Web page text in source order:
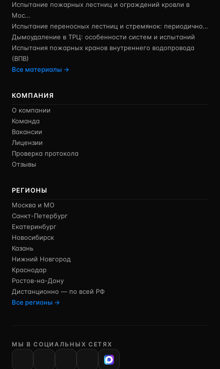
Испытание пожарных лестниц и ограждений кровли в
Мос…
Испытание переносных лестниц и стремянок: периодично…
Дымоудаление в ТРЦ: особенности систем и испытаний
Испытания пожарных кранов внутреннего водопровода
(ВПВ)
Все материалы →
КОМПАНИЯ
О компании
Команда
Вакансии
Лицензии
Проверка протокола
Отзывы
РЕГИОНЫ
Москва и МО
Санкт-Петербург
Екатеринбург
Новосибирск
Казань
Нижний Новгород
Краснодар
Ростов-на-Дону
Дистанционно — по всей РФ
Все регионы →
МЫ В СОЦИАЛЬНЫХ СЕТЯХ